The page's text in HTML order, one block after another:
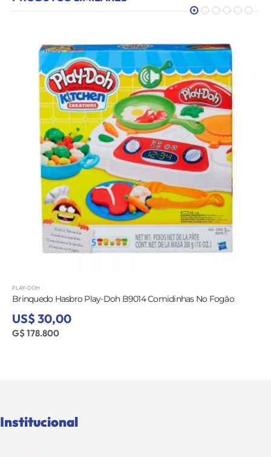
PLAY-DOH
Brinquedo Hasbro Play-Doh B9014 Comidinhas No Fogão
US$ 30,00
G$ 178.800
Institucional